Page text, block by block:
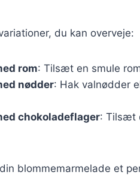
du kan overveje:
rom: Tilsæt en smule
nødder: Hak valnødder
chokoladeflager: Tilsæt
blommemarmelade et